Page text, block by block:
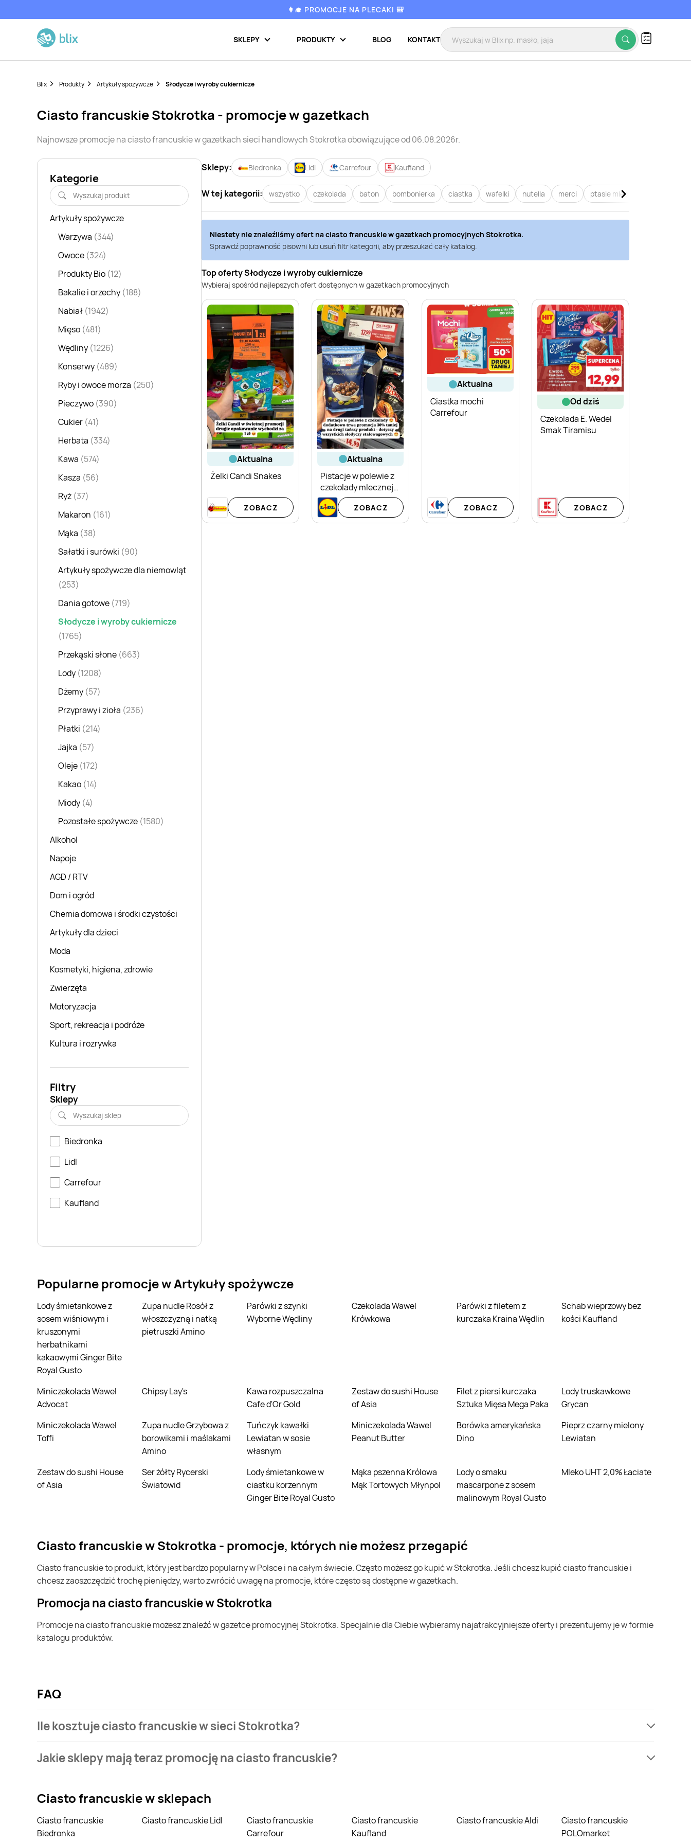
👩‍🎓 PROMOCJE NA PLECAKI 🎒
SKLEPY PRODUKTY BLOG KONTAKT
Blix Produkty Artykuły spożywcze Słodycze i wyroby cukiernicze
ciasto francuskieStokrotka - promocje w gazetkach
Najnowsze promocje naciasto francuskiew gazetkach sieci handlowychStokrotkaobowiązujące od 06.08.2026r.
Kategorie
Artykuły spożywcze
Warzywa (344)
Owoce (324)
Produkty Bio (12)
Bakalie i orzechy (188)
Nabiał (1942)
Mięso (481)
Wędliny (1226)
Konserwy (489)
Ryby i owoce morza (250)
Pieczywo (390)
Cukier (41)
Herbata (334)
Kawa (574)
Kasza (56)
Ryż (37)
Makaron (161)
Mąka (38)
Sałatki i surówki (90)
Artykuły spożywcze dla niemowląt
(253)
Dania gotowe (719)
Słodycze i wyroby cukiernicze
(1765)
Przekąski słone (663)
Lody (1208)
Dżemy (57)
Przyprawy i zioła (236)
Płatki (214)
Jajka (57)
Oleje (172)
Kakao (14)
Miody (4)
Pozostałe spożywcze (1580)
Alkohol
Napoje
AGD / RTV
Dom i ogród
Chemia domowa i środki czystości
Artykuły dla dzieci
Moda
Kosmetyki, higiena, zdrowie
Zwierzęta
Motoryzacja
Sport, rekreacja i podróże
Kultura i rozrywka
Filtry
Sklepy
Biedronka
Lidl
Carrefour
Kaufland
Sklepy: Biedronka Lidl Carrefour Kaufland
W tej kategorii: wszystko czekolada baton bombonierka ciastka wafelki nutella merci ptasie mleczko
Niestety nie znaleźliśmy ofert naciasto francuskiew gazetkach promocyjnych Stokrotka.
Sprawdź poprawność pisowni lub usuń filtr kategorii, aby przeszukać cały katalog.
Top oferty Słodycze i wyroby cukiernicze
Wybieraj spośród najlepszych ofert dostępnych w gazetkach promocyjnych
aktualna
Żelki Candi Snakes
ZOBACZ
aktualna
Pistacje w polewie z
czekolady mlecznej
Italiamo
ZOBACZ
aktualna
Ciastka mochi
Carrefour
ZOBACZ
od dziś
Czekolada E. Wedel
Smak Tiramisu
ZOBACZ
Popularne promocje w Artykuły spożywcze
Lody śmietankowe z
sosem wiśniowym i
kruszonymi
herbatnikami
kakaowymi Ginger Bite
Royal Gusto
Zupa nudle Rosół z
włoszczyzną i natką
pietruszki Amino
Parówki z szynki
Wyborne Wędliny
Czekolada Wawel
Krówkowa
Parówki z filetem z
kurczaka Kraina Wędlin
Schab wieprzowy bez
kości Kaufland
Miniczekolada Wawel
Advocat
Chipsy Lay's
Kawa rozpuszczalna
Cafe d'Or Gold
Zestaw do sushi House
of Asia
Filet z piersi kurczaka
Sztuka Mięsa Mega Paka
Lody truskawkowe
Grycan
Miniczekolada Wawel
Toffi
Zupa nudle Grzybowa z
borowikami i maślakami
Amino
Tuńczyk kawałki
Lewiatan w sosie
własnym
Miniczekolada Wawel
Peanut Butter
Borówka amerykańska
Dino
Pieprz czarny mielony
Lewiatan
Zestaw do sushi House
of Asia
Ser żółty Rycerski
Światowid
Lody śmietankowe w
ciastku korzennym
Ginger Bite Royal Gusto
Mąka pszenna Królowa
Mąk Tortowych Młynpol
Lody o smaku
mascarpone z sosem
malinowym Royal Gusto
Mleko UHT 2,0% Łaciate
ciasto francuskie w Stokrotka - promocje, których nie możesz przegapić
ciasto francuskie to produkt, który jest bardzo popularny w Polsce i na całym świecie. Często możesz go kupić w Stokrotka. Jeśli chcesz kupić ciasto francuskie i
chcesz zaoszczędzić trochę pieniędzy, warto zwrócić uwagę na promocje, które często są dostępne w gazetkach.
Promocja na ciasto francuskie w Stokrotka
Promocje na ciasto francuskie możesz znaleźć w gazetce promocyjnej Stokrotka. Specjalnie dla Ciebie wybieramy najatrakcyjniejsze oferty i prezentujemy je w formie
katalogu produktów.
FAQ
Ile kosztuje ciasto francuskie w sieci Stokrotka?
francuskie w sieci Stokrotka.
Jakie sklepy mają teraz promocję na ciasto francuskie?
francuskie.
Ciasto francuskiew sklepach
Ciasto francuskie
Biedronka
Ciasto francuskie Lidl
Ciasto francuskie
Carrefour
Ciasto francuskie
Kaufland
Ciasto francuskie Aldi
Ciasto francuskie
POLOmarket